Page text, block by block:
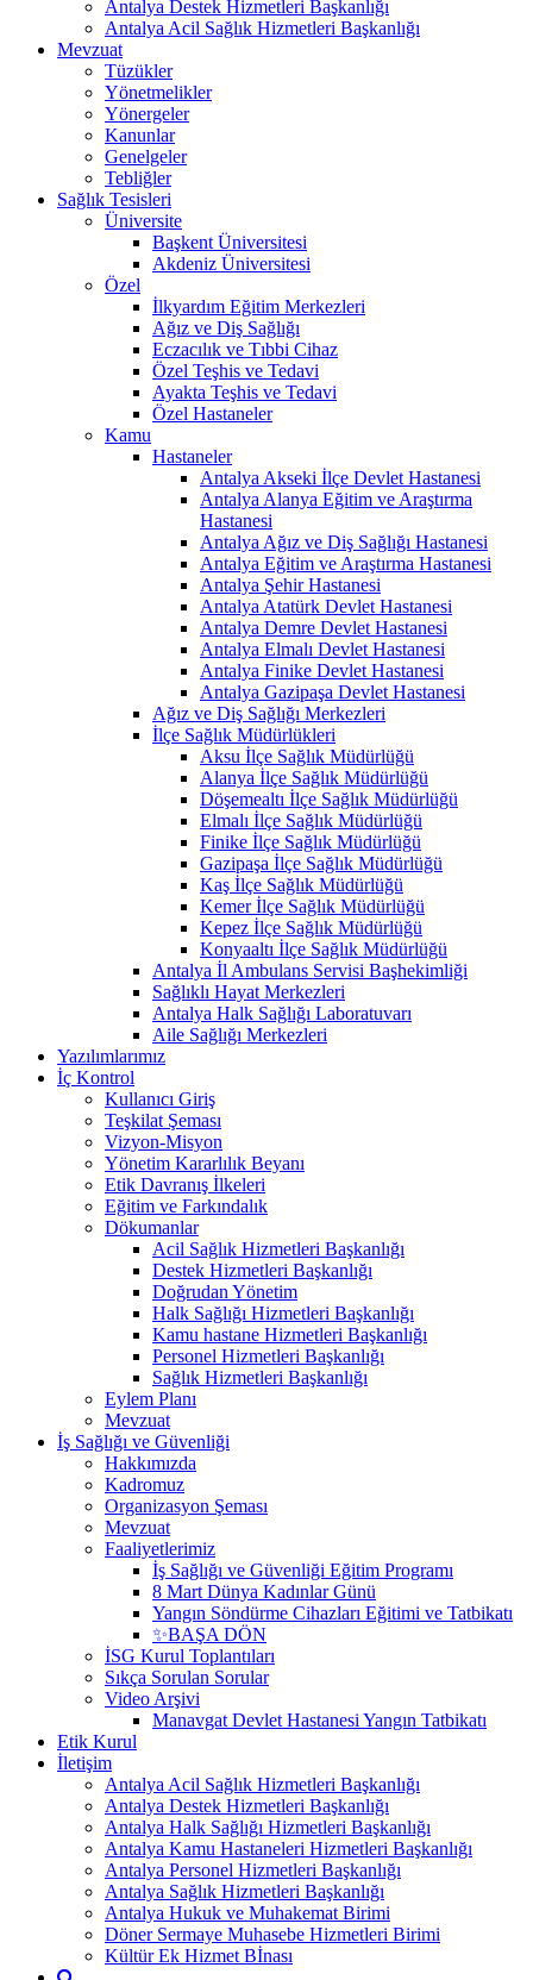
Antalya Destek Hizmetleri Başkanlığı
Antalya Acil Sağlık Hizmetleri Başkanlığı
Mevzuat
Tüzükler
Yönetmelikler
Yönergeler
Kanunlar
Genelgeler
Tebliğler
Sağlık Tesisleri
Üniversite
Başkent Üniversitesi
Akdeniz Üniversitesi
Özel
İlkyardım Eğitim Merkezleri
Ağız ve Diş Sağlığı
Eczacılık ve Tıbbi Cihaz
Özel Teşhis ve Tedavi
Ayakta Teşhis ve Tedavi
Özel Hastaneler
Kamu
Hastaneler
Antalya Akseki İlçe Devlet Hastanesi
Antalya Alanya Eğitim ve Araştırma
Hastanesi
Antalya Ağız ve Diş Sağlığı Hastanesi
Antalya Eğitim ve Araştırma Hastanesi
Antalya Şehir Hastanesi
Antalya Atatürk Devlet Hastanesi
Antalya Demre Devlet Hastanesi
Antalya Elmalı Devlet Hastanesi
Antalya Finike Devlet Hastanesi
Antalya Gazipaşa Devlet Hastanesi
Ağız ve Diş Sağlığı Merkezleri
İlçe Sağlık Müdürlükleri
Aksu İlçe Sağlık Müdürlüğü
Alanya İlçe Sağlık Müdürlüğü
Döşemealtı İlçe Sağlık Müdürlüğü
Elmalı İlçe Sağlık Müdürlüğü
Finike İlçe Sağlık Müdürlüğü
Gazipaşa İlçe Sağlık Müdürlüğü
Kaş İlçe Sağlık Müdürlüğü
Kemer İlçe Sağlık Müdürlüğü
Kepez İlçe Sağlık Müdürlüğü
Konyaaltı İlçe Sağlık Müdürlüğü
Antalya İl Ambulans Servisi Başhekimliği
Sağlıklı Hayat Merkezleri
Antalya Halk Sağlığı Laboratuvarı
Aile Sağlığı Merkezleri
Yazılımlarımız
İç Kontrol
Kullanıcı Giriş
Teşkilat Şeması
Vizyon-Misyon
Yönetim Kararlılık Beyanı
Etik Davranış İlkeleri
Eğitim ve Farkındalık
Dökumanlar
Acil Sağlık Hizmetleri Başkanlığı
Destek Hizmetleri Başkanlığı
Doğrudan Yönetim
Halk Sağlığı Hizmetleri Başkanlığı
Kamu hastane Hizmetleri Başkanlığı
Personel Hizmetleri Başkanlığı
Sağlık Hizmetleri Başkanlığı
Eylem Planı
Mevzuat
İş Sağlığı ve Güvenliği
Hakkımızda
Kadromuz
Organizasyon Şeması
Mevzuat
Faaliyetlerimiz
İş Sağlığı ve Güvenliği Eğitim Programı
8 Mart Dünya Kadınlar Günü
Yangın Söndürme Cihazları Eğitimi ve Tatbikatı
✨BAŞA DÖN
İSG Kurul Toplantıları
Sıkça Sorulan Sorular
Video Arşivi
Manavgat Devlet Hastanesi Yangın Tatbikatı
Etik Kurul
İletişim
Antalya Acil Sağlık Hizmetleri Başkanlığı
Antalya Destek Hizmetleri Başkanlığı
Antalya Halk Sağlığı Hizmetleri Başkanlığı
Antalya Kamu Hastaneleri Hizmetleri Başkanlığı
Antalya Personel Hizmetleri Başkanlığı
Antalya Sağlık Hizmetleri Başkanlığı
Antalya Hukuk ve Muhakemat Birimi
Döner Sermaye Muhasebe Hizmetleri Birimi
Kültür Ek Hizmet Bİnası